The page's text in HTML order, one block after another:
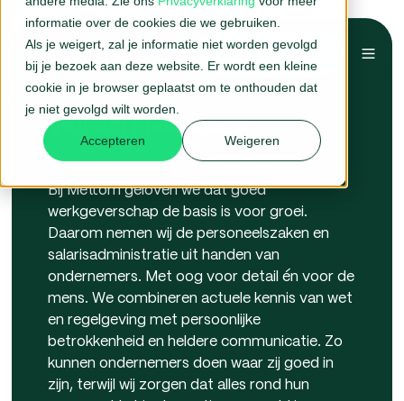
informatie over de cookies die we gebruiken.
Als je weigert, zal je informatie niet worden gevolgd
bij je bezoek aan deze website. Er wordt een kleine
cookie in je browser geplaatst om te onthouden dat
je niet gevolgd wilt worden.
Accepteren Weigeren
Belafspraak →
Wij zijn Mettom.
Bij Mettom geloven we dat goed
werkgeverschap de basis is voor groei.
Daarom nemen wij de personeelszaken en
salarisadministratie uit handen van
ondernemers. Met oog voor detail én voor de
mens. We combineren actuele kennis van wet
en regelgeving met persoonlijke
betrokkenheid en heldere communicatie. Zo
kunnen ondernemers doen waar zij goed in
zijn, terwijl wij zorgen dat alles rond hun